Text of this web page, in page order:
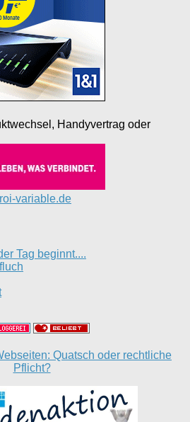
Handyvertrag oder
Tag beginnt....
Quatsch oder rechtliche
Pflicht?